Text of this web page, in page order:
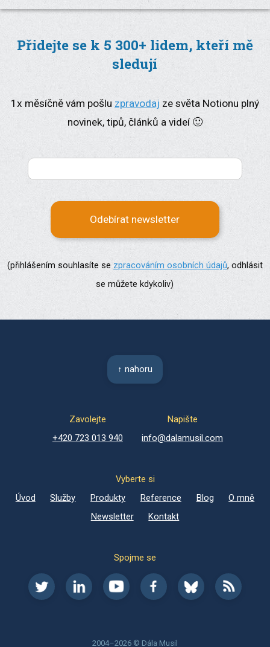
Přidejte se k 5 300+ lidem, kteří mě
sledují
1x měsíčně vám pošlu zpravodaj ze světa Notionu plný
novinek, tipů, článků a videí 🙂
Odebírat newsletter
(přihlášením souhlasíte se zpracováním osobních údajů, odhlásit
se můžete kdykoliv)
↑ nahoru
Zavolejte
+420 723 013 940
Napište
info@dalamusil.com
Vyberte si
Úvod
Služby Produkty Reference Blog
O mně
Newsletter
Kontakt
Spojme se
2004–2026 © Dála Musil